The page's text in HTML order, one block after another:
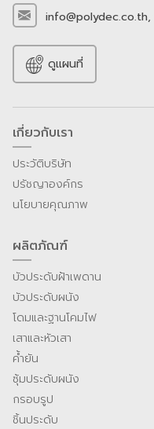
info@polydec.co.th,
ดูแผนที่
เกี่ยวกับเรา
ประวัติบริษัท
ปรัชญาองค์กร
นโยบายคุณภาพ
ผลิตภัณฑ์
บัวประดับฝ้าเพดาน
บัวประดับผนัง
โดมและฐานโคมไฟ
เสาและหัวเสา
ค้ำยัน
ซุ้มประดับผนัง
กรอบรูป
ชิ้นประดับ